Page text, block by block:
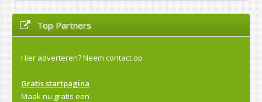
Top Partners
Hier adverteren?Neem contact op
Gratis startpagina
Maak nu gratis een